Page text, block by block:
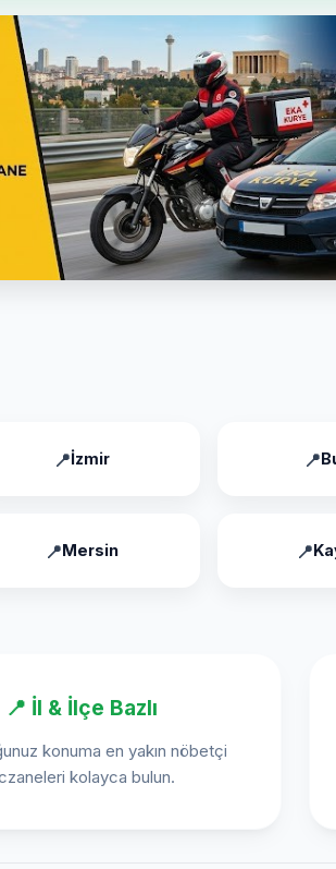
İzmir
Mersin
📍 İl & İlçe Bazlı
konuma en yakın nöbetçi
kolayca bulun.